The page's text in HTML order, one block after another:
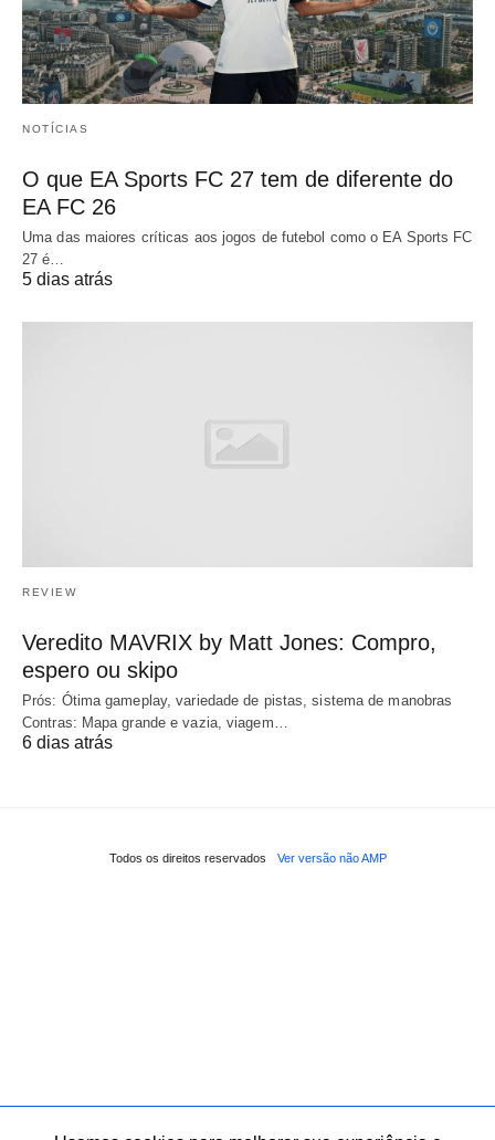
NOTÍCIAS
O que EA Sports FC 27 tem de diferente do
EA FC 26
Uma das maiores críticas aos jogos de futebol como o EA Sports FC
27 é…
5 dias atrás
REVIEW
Veredito MAVRIX by Matt Jones: Compro,
espero ou skipo
Prós: Ótima gameplay, variedade de pistas, sistema de manobras
Contras: Mapa grande e vazia, viagem…
6 dias atrás
Todos os direitos reservados Ver versão não AMP